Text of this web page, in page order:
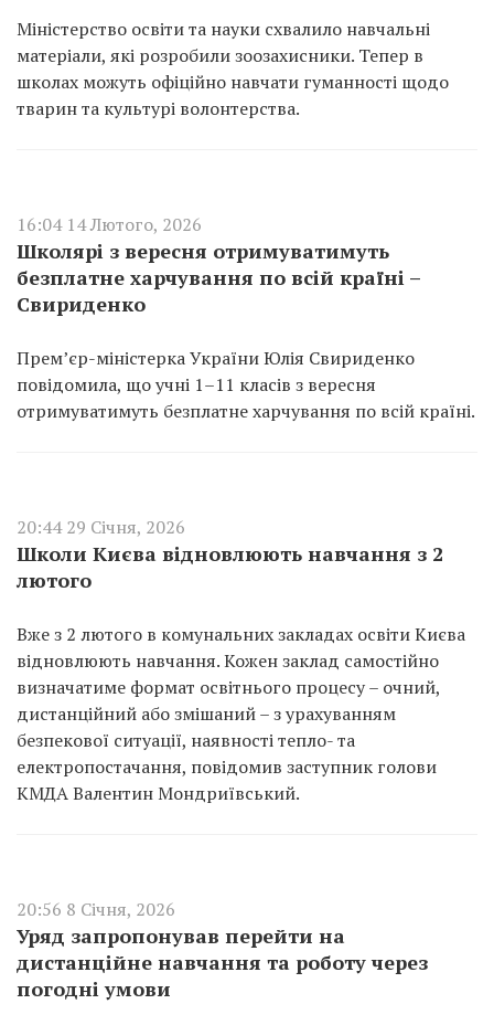
Міністерство освіти та науки схвалило навчальні
матеріали, які розробили зоозахисники. Тепер в
школах можуть офіційно навчати гуманності щодо
тварин та культурі волонтерства.
16:04 14 Лютого, 2026
Школярі з вересня отримуватимуть
безплатне харчування по всій країні –
Свириденко
Прем’єр-міністерка України Юлія Свириденко
повідомила, що учні 1–11 класів з вересня
отримуватимуть безплатне харчування по всій країні.
20:44 29 Січня, 2026
Школи Києва відновлюють навчання з 2
лютого
Вже з 2 лютого в комунальних закладах освіти Києва
відновлюють навчання. Кожен заклад самостійно
визначатиме формат освітнього процесу – очний,
дистанційний або змішаний – з урахуванням
безпекової ситуації, наявності тепло- та
електропостачання, повідомив заступник голови
КМДА Валентин Мондриївський.
20:56 8 Січня, 2026
Уряд запропонував перейти на
дистанційне навчання та роботу через
погодні умови